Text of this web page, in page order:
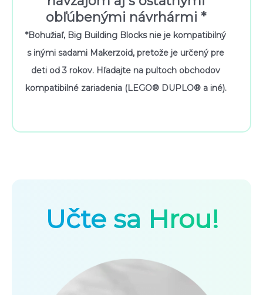
obľúbenými návrhármi *
*Bohužiaľ, Big Building Blocks nie je kompatibilný
s inými sadami Makerzoid, pretože je určený pre
deti od 3 rokov. Hľadajte na pultoch obchodov
kompatibilné zariadenia (LEGO® DUPLO® a iné).
Učte sa Hrou!